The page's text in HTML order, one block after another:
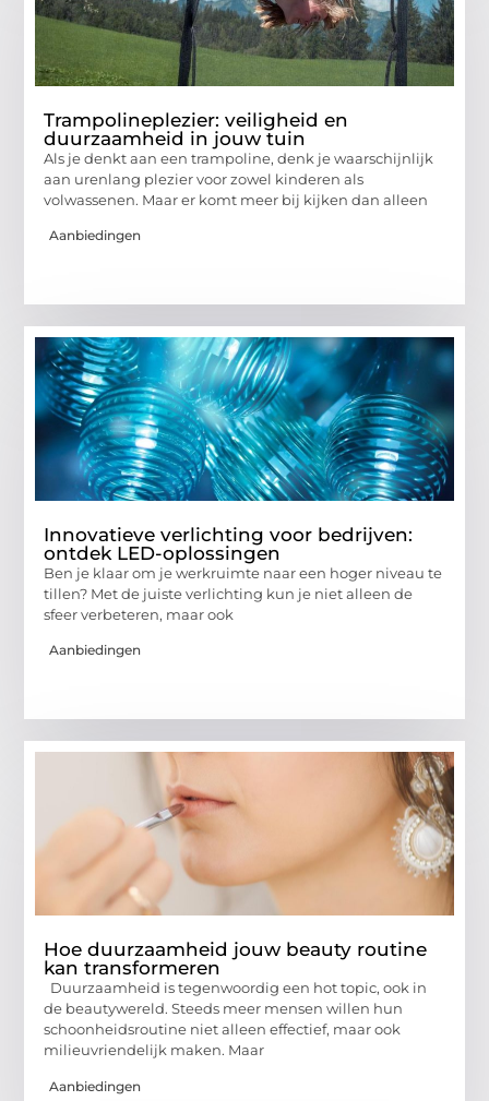
Trampolineplezier: veiligheid en
duurzaamheid in jouw tuin
Als je denkt aan een trampoline, denk je waarschijnlijk
aan urenlang plezier voor zowel kinderen als
volwassenen. Maar er komt meer bij kijken dan alleen
Aanbiedingen
Innovatieve verlichting voor bedrijven:
ontdek LED-oplossingen
Ben je klaar om je werkruimte naar een hoger niveau te
tillen? Met de juiste verlichting kun je niet alleen de
sfeer verbeteren, maar ook
Aanbiedingen
Hoe duurzaamheid jouw beauty routine
kan transformeren
Duurzaamheid is tegenwoordig een hot topic, ook in
de beautywereld. Steeds meer mensen willen hun
schoonheidsroutine niet alleen effectief, maar ook
milieuvriendelijk maken. Maar
Aanbiedingen